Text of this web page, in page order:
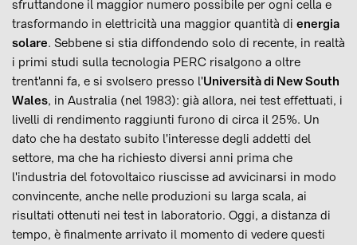
sfruttandone il maggior numero possibile per ogni cella e
trasformando in elettricità una maggior quantità di energia
solare. Sebbene si stia diffondendo solo di recente, in realtà
i primi studi sulla tecnologia PERC risalgono a oltre
trent'anni fa, e si svolsero presso l'Università di New South
Wales, in Australia (nel 1983): già allora, nei test effettuati, i
livelli di rendimento raggiunti furono di circa il 25%. Un
dato che ha destato subito l'interesse degli addetti del
settore, ma che ha richiesto diversi anni prima che
l'industria del fotovoltaico riuscisse ad avvicinarsi in modo
convincente, anche nelle produzioni su larga scala, ai
risultati ottenuti nei test in laboratorio. Oggi, a distanza di
tempo, è finalmente arrivato il momento di vedere questi